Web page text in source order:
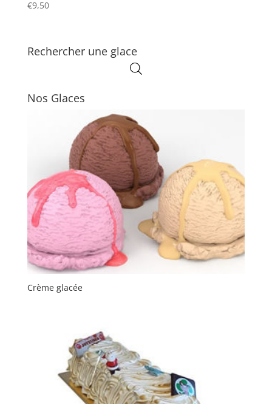
€9,50
Rechercher une glace
Nos Glaces
Crème glacée